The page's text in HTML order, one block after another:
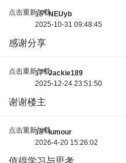
点击重新加载
16# NEUyb
2025-10-31 09:48:45
感谢分享
点击重新加载
17# Jackie189
2025-12-24 23:51:50
谢谢楼主
点击重新加载
18# lumour
2026-4-20 15:26:02
值得学习与思考